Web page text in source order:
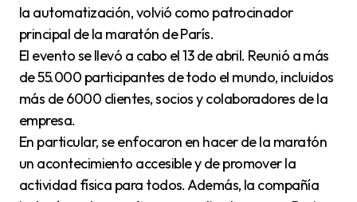
la automatización, volvió como patrocinador
principal de la maratón de París.
El evento se llevó a cabo el 13 de abril. Reunió a más
de 55.000 participantes de todo el mundo, incluidos
más de 6000 clientes, socios y colaboradores de la
empresa.
En particular, se enfocaron en hacer de la maratón
un acontecimiento accesible y de promover la
actividad física para todos. Además, la compañía